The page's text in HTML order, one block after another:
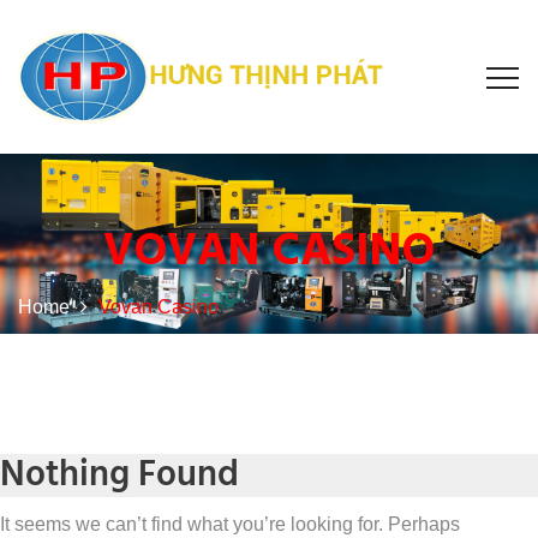
VOVAN CASINO
Home Vovan Casino
Nothing Found
It seems we can’t find what you’re looking for. Perhaps